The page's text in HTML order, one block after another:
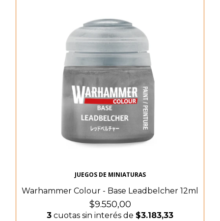
JUEGOS DE MINIATURAS
Warhammer Colour - Base Leadbelcher 12ml
$9.550,00
3 cuotas sin interés de $3.183,33